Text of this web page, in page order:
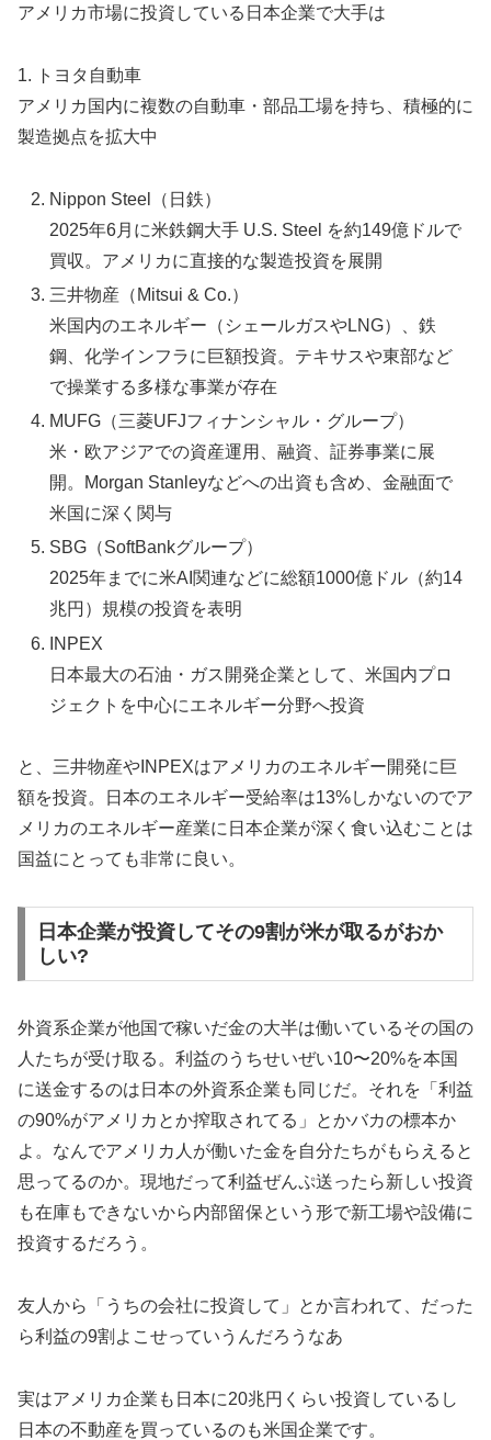
アメリカ市場に投資している日本企業で大手は
1. トヨタ自動車
アメリカ国内に複数の自動車・部品工場を持ち、積極的に
製造拠点を拡大中
Nippon Steel（日鉄）
2025年6月に米鉄鋼大手 U.S. Steel を約149億ドルで
買収。アメリカに直接的な製造投資を展開
三井物産（Mitsui & Co.）
米国内のエネルギー（シェールガスやLNG）、鉄
鋼、化学インフラに巨額投資。テキサスや東部など
で操業する多様な事業が存在
MUFG（三菱UFJフィナンシャル・グループ）
米・欧アジアでの資産運用、融資、証券事業に展
開。Morgan Stanleyなどへの出資も含め、金融面で
米国に深く関与
SBG（SoftBankグループ）
2025年までに米AI関連などに総額1000億ドル（約14
兆円）規模の投資を表明
INPEX
日本最大の石油・ガス開発企業として、米国内プロ
ジェクトを中心にエネルギー分野へ投資
と、三井物産やINPEXはアメリカのエネルギー開発に巨
額を投資。日本のエネルギー受給率は13%しかないのでア
メリカのエネルギー産業に日本企業が深く食い込むことは
国益にとっても非常に良い。
日本企業が投資してその9割が米が取るがおか
しい?
外資系企業が他国で稼いだ金の大半は働いているその国の
人たちが受け取る。利益のうちせいぜい10〜20%を本国
に送金するのは日本の外資系企業も同じだ。それを「利益
の90%がアメリカとか搾取されてる」とかバカの標本か
よ。なんでアメリカ人が働いた金を自分たちがもらえると
思ってるのか。現地だって利益ぜんぷ送ったら新しい投資
も在庫もできないから内部留保という形で新工場や設備に
投資するだろう。
友人から「うちの会社に投資して」とか言われて、だった
ら利益の9割よこせっていうんだろうなあ
実はアメリカ企業も日本に20兆円くらい投資しているし
日本の不動産を買っているのも米国企業です。